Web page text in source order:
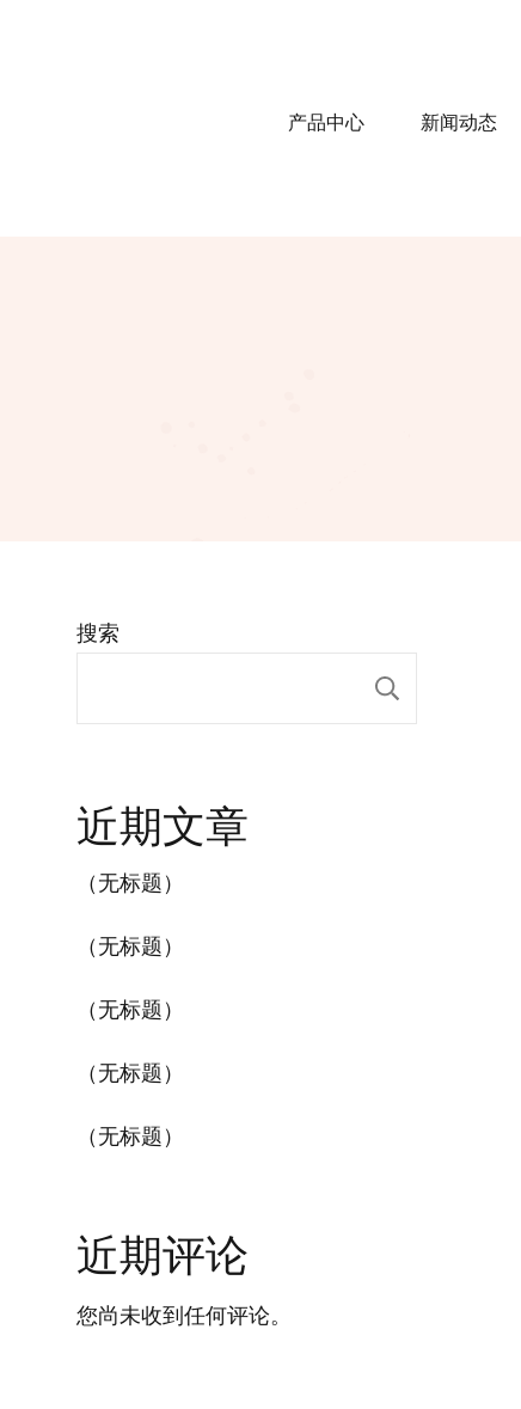
产品中心 新闻动态
搜索
近期文章
（无标题）
（无标题）
（无标题）
（无标题）
（无标题）
近期评论
您尚未收到任何评论。